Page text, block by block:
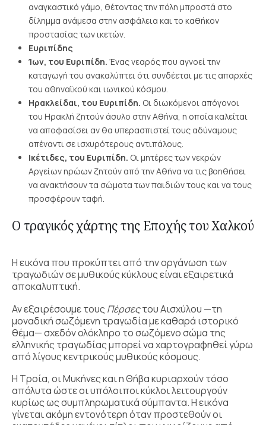
αναγκαστικό γάμο, θέτοντας την πόλη μπροστά στο
δίλημμα ανάμεσα στην ασφάλεια και το καθήκον
προστασίας των ικετών.
Ευριπίδης
Ίων, του Ευριπίδη. Ένας νεαρός που αγνοεί την
καταγωγή του ανακαλύπτει ότι συνδέεται με τις απαρχές
του αθηναϊκού και ιωνικού κόσμου.
Ηρακλείδαι, του Ευριπίδη. Οι διωκόμενοι απόγονοι
του Ηρακλή ζητούν άσυλο στην Αθήνα, η οποία καλείται
να αποφασίσει αν θα υπερασπιστεί τους αδύναμους
απέναντι σε ισχυρότερους αντιπάλους.
Ικέτιδες, του Ευριπίδη. Οι μητέρες των νεκρών
Αργείων ηρώων ζητούν από την Αθήνα να τις βοηθήσει
να ανακτήσουν τα σώματα των παιδιών τους και να τους
προσφέρουν ταφή.
Ο τραγικός χάρτης της Εποχής του Χαλκού
Η εικόνα που προκύπτει από την οργάνωση των
τραγωδιών σε μυθικούς κύκλους είναι εξαιρετικά
αποκαλυπτική.
Αν εξαιρέσουμε τους Πέρσεςτου Αισχύλου —τη
μοναδική σωζόμενη τραγωδία με καθαρά ιστορικό
θέμα— σχεδόν ολόκληρο το σωζόμενο σώμα της
ελληνικής τραγωδίας μπορεί να χαρτογραφηθεί γύρω
από λίγους κεντρικούς μυθικούς κόσμους.
Η Τροία, οι Μυκήνες και η Θήβα κυριαρχούν τόσο
απόλυτα ώστε οι υπόλοιποι κύκλοι λειτουργούν
κυρίως ως συμπληρωματικά σύμπαντα. Η εικόνα
γίνεται ακόμη εντονότερη όταν προστεθούν οι